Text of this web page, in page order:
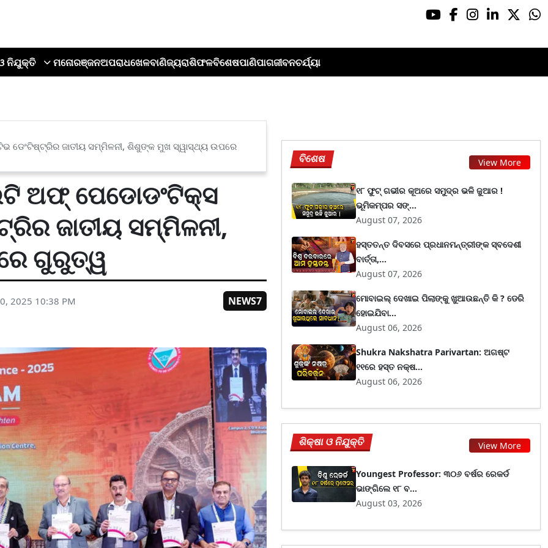
ନିଯୁକ୍ତି ମନୋରଞ୍ଜନଅପରାଧଖେଳବାଣିଜ୍ୟରାଶିଫଳବିଶେଷପାଣିପାଗଜୀବନଚର୍ଯ୍ୟା
ଜାତୀୟ ସମ୍ମିଳନୀ, ଶିଶୁଙ୍କ ମୁଖ ସ୍ୱାସ୍ଥ୍ୟ ଉପରେ
ଅଫ୍ ପେଡୋଡଂଟିକ୍ସ
ଜାତୀୟ ସମ୍ମିଳନୀ,
ଗୁରୁତ୍ୱ
2025 10:38 PM NEWS7
ବିଶେଷ View More
୧୮ ଫୁଟ୍ ଗଭୀର କୂଅରେ ସମୁଦ୍ର ଭଳି ଜୁଆର !
ଭୂମିକମ୍ପର ସଙ୍...
August 07, 2026
ହସ୍ତତନ୍ତ ଦିବସରେ ପ୍ରଧାନମନ୍ତ୍ରୀଙ୍କ ସ୍ବଦେଶୀ
ବାର୍ତ୍ତା,...
August 07, 2026
ମୋବାଇଲ୍ ଦେଖାଇ ପିଲାଙ୍କୁ ଖୁଆଉଛନ୍ତି କି ? ଡେରି
ହୋଇଯିବା...
August 06, 2026
Shukra Nakshatra Parivartan: ଅଗଷ୍ଟ
୧୧ରେ ହସ୍ତ ନକ୍ଷ...
August 06, 2026
ଶିକ୍ଷା ଓ ନିଯୁକ୍ତି View More
Youngest Professor: ୩୦୬ ବର୍ଷର ରେକର୍ଡ
ଭାଙ୍ଗିଲେ ୧୮ ବ...
August 03, 2026